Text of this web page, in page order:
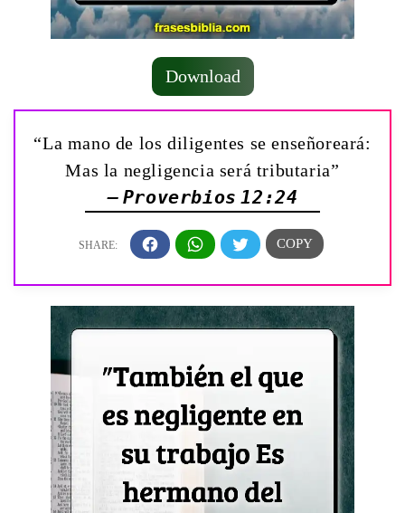
Download
“La mano de los diligentes se enseñoreará:
Mas la negligencia será tributaria”
— Proverbios 12:24